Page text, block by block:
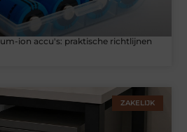
ion accu's: praktische richtlijnen
ZAKELIJK